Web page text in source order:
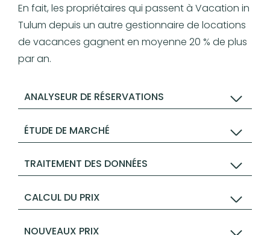
En fait, les propriétaires qui passent à Vacation in
Tulum depuis un autre gestionnaire de locations
de vacances gagnent en moyenne 20 % de plus
par an.
ANALYSEUR DE RÉSERVATIONS
ÉTUDE DE MARCHÉ
TRAITEMENT DES DONNÉES
CALCUL DU PRIX
NOUVEAUX PRIX